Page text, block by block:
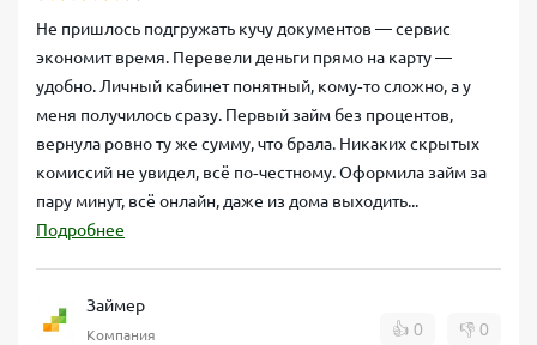
Не пришлось подгружать кучу документов — сервис
экономит время. Перевели деньги прямо на карту —
удобно. Личный кабинет понятный, кому‑то сложно, а у
меня получилось сразу. Первый займ без процентов,
вернула ровно ту же сумму, что брала. Никаких скрытых
комиссий не увидел, всё по‑честному. Оформила займ за
пару минут, всё онлайн, даже из дома выходить...
Подробнее
Займер
Компания 👍 0 👎 0